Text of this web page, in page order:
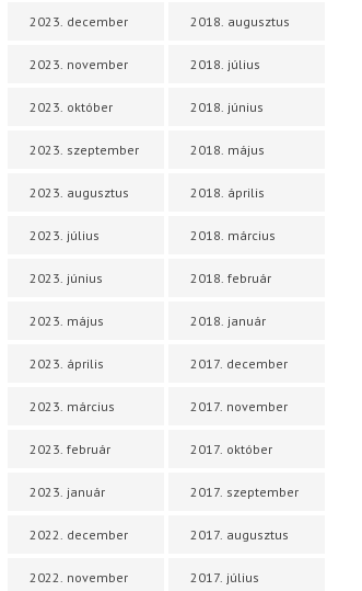
2023. december
2023. november
2023. október
2023. szeptember
2023. augusztus
2023. július
2023. június
2023. május
2023. április
2023. március
2023. február
2023. január
2022. december
2022. november
2018. augusztus
2018. július
2018. június
2018. május
2018. április
2018. március
2018. február
2018. január
2017. december
2017. november
2017. október
2017. szeptember
2017. augusztus
2017. július